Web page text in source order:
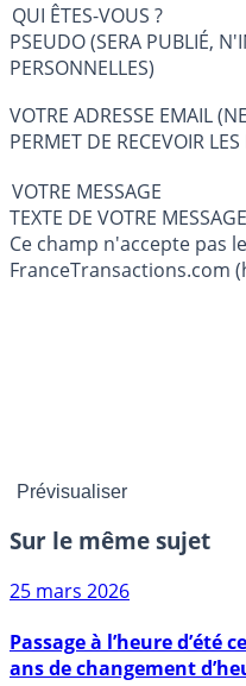
QUI ÊTES-VOUS ?
PSEUDO (SERA PUBLIÉ,
PERSONNELLES)
VOTRE ADRESSE EMAIL
PERMET DE RECEVOIR
VOTRE MESSAGE
Ce champ n'accepte pas
FranceTransactions.com
Sur le même sujet
Passage à l’heure d’été